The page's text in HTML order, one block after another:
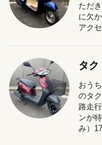
ただ
に欠
アク
タ
おう
のタ
路走
ンが
み）